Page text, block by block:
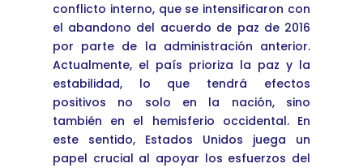
conflicto interno, que se intensificaron con
el abandono del acuerdo de paz de 2016
por parte de la administración anterior.
Actualmente, el país prioriza la paz y la
estabilidad, lo que tendrá efectos
positivos no solo en la nación, sino
también en el hemisferio occidental. En
este sentido, Estados Unidos juega un
papel crucial al apoyar los esfuerzos del